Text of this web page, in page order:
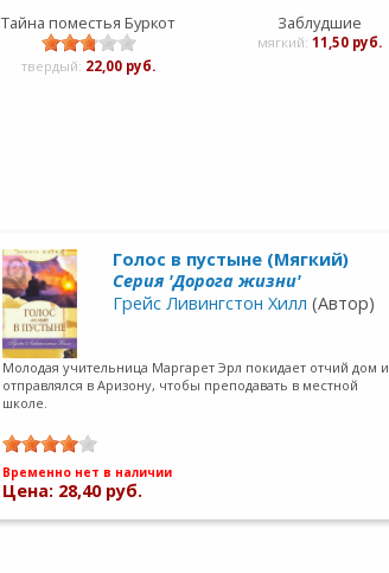
Тайна поместья Буркот
твердый: 22,00 руб.
Заблудшие
мягкий: 11,50 руб.
Голос в пустыне (Мягкий)
Серия 'Дорога жизни'
Грейс Ливингстон Хилл (Автор)
Молодая учительница Маргарет Эрл покидает отчий дом и
отправлялся в Аризону, чтобы преподавать в местной
школе.
Временно нет в наличии
Цена: 28,40 руб.